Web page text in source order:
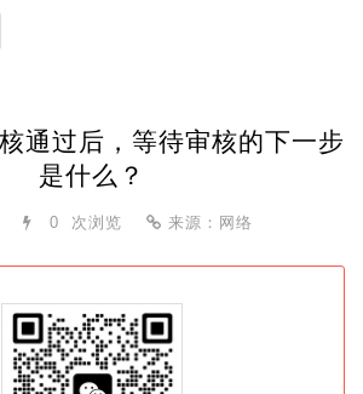
通过后，等待审核的下一步
是什么？
0 次浏览 来源：网络